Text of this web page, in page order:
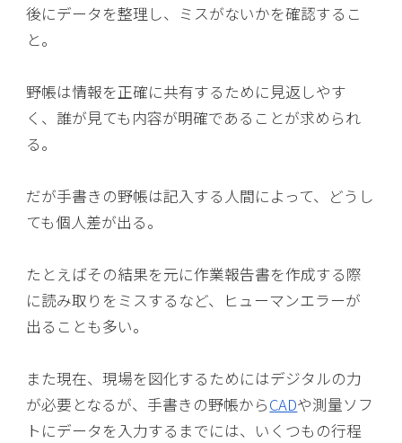
後にデータを整理し、ミスがないかを確認するこ
と。
野帳は情報を正確に共有するために見返しやす
く、誰が見ても内容が明確であることが求められ
る。
だが手書きの野帳は記入する人間によって、どうし
ても個人差が出る。
たとえばその結果を元に作業報告書を作成する際
に読み取りをミスするなど、ヒューマンエラーが
出ることも多い。
また現在、現場を図化するためにはデジタルの力
が必要となるが、手書きの野帳からCADや測量ソフ
トにデータを入力するまでには、いくつもの行程